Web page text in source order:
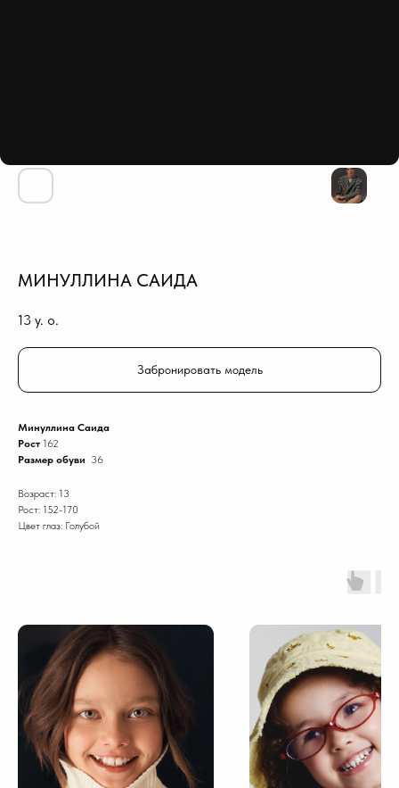
МИНУЛЛИНА САИДА
13 y. o.
Забронировать модель
Минуллина Саида
Рост 162
Размер обуви 36
Возраст: 13
Рост: 152-170
Цвет глаз: Голубой